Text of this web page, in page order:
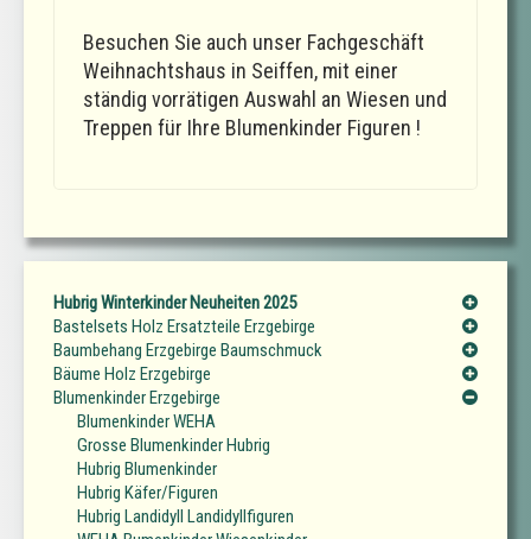
Besuchen Sie auch unser Fachgeschäft
Weihnachtshaus in Seiffen, mit einer
ständig vorrätigen Auswahl an Wiesen und
Treppen für Ihre Blumenkinder Figuren !
Hubrig Winterkinder Neuheiten 2025
Bastelsets Holz Ersatzteile Erzgebirge
Baumbehang Erzgebirge Baumschmuck
Bäume Holz Erzgebirge
Blumenkinder Erzgebirge
Blumenkinder WEHA
Grosse Blumenkinder Hubrig
Hubrig Blumenkinder
Hubrig Käfer/Figuren
Hubrig Landidyll Landidyllfiguren